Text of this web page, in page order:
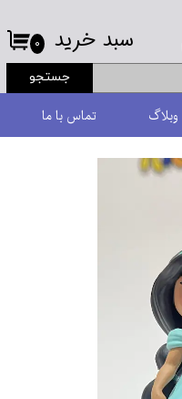
جستجو
۰ سبد خرید
وبلاگ تماس با ما